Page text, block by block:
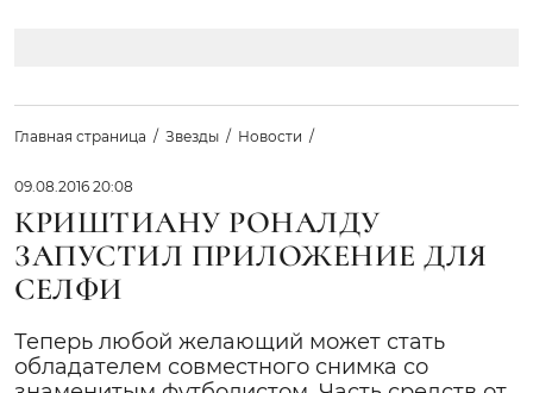
Главная страница Звезды Новости
09.08.2016 20:08
КРИШТИАНУ РОНАЛДУ
ЗАПУСТИЛ ПРИЛОЖЕНИЕ ДЛЯ
СЕЛФИ
Теперь любой желающий может стать
обладателем совместного снимка со